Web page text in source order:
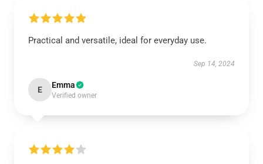
Practical and versatile, ideal for everyday use.
Sep 14, 2024
E Emma
Verified owner